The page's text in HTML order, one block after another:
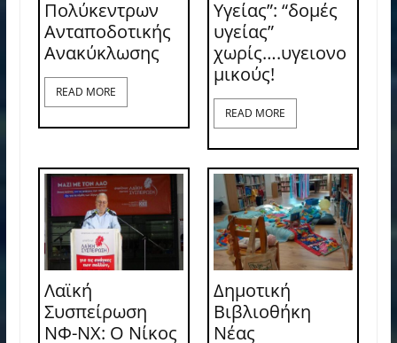
Πολύκεντρων
Ανταποδοτικής
Ανακύκλωσης
READ MORE
Υγείας”: “δομές
υγείας”
χωρίς….υγειονο
μικούς!
READ MORE
Λαϊκή
Συσπείρωση
ΝΦ-ΝΧ: O Νίκος
Δημοτική
Βιβλιοθήκη
Νέας